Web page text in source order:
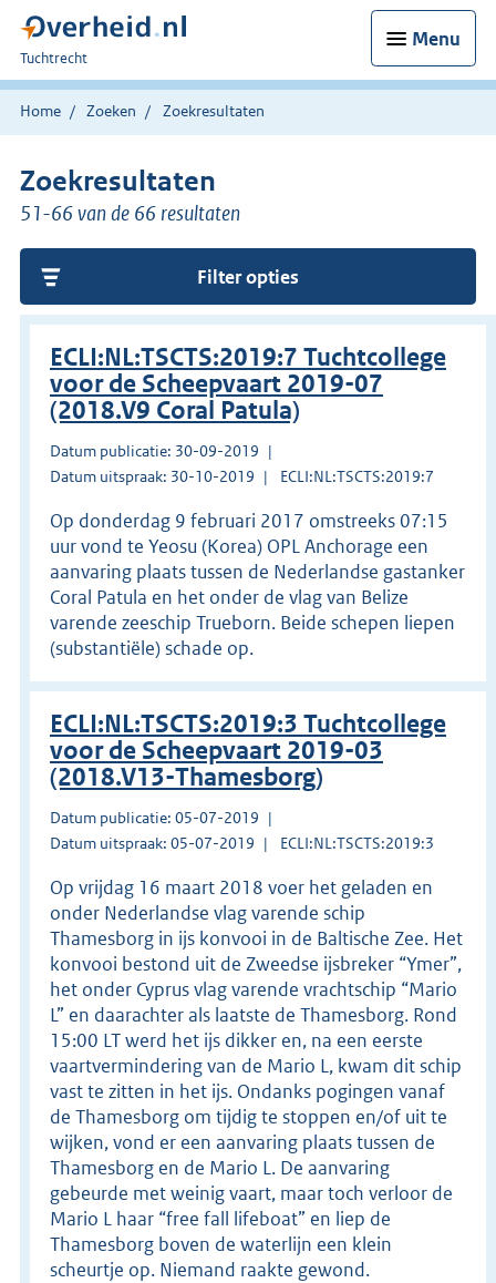
Menu
U
bent
hier:
Tuchtrecht
Home Zoeken Zoekresultaten
Zoekresultaten
51-66 van de 66 resultaten
Filter opties
ECLI:NL:TSCTS:2019:7 Tuchtcollege
voor de Scheepvaart 2019-07
(2018.V9 Coral Patula)
Datum publicatie: 30-09-2019
Datum uitspraak: 30-10-2019
ECLI:NL:TSCTS:2019:7
Op donderdag 9 februari 2017 omstreeks 07:15
uur vond te Yeosu (Korea) OPL Anchorage een
aanvaring plaats tussen de Nederlandse gastanker
Coral Patula en het onder de vlag van Belize
varende zeeschip Trueborn. Beide schepen liepen
(substantiële) schade op.
ECLI:NL:TSCTS:2019:3 Tuchtcollege
voor de Scheepvaart 2019-03
(2018.V13-Thamesborg)
Datum publicatie: 05-07-2019
Datum uitspraak: 05-07-2019
ECLI:NL:TSCTS:2019:3
Op vrijdag 16 maart 2018 voer het geladen en
onder Nederlandse vlag varende schip
Thamesborg in ijs konvooi in de Baltische Zee. Het
konvooi bestond uit de Zweedse ijsbreker “Ymer”,
het onder Cyprus vlag varende vrachtschip “Mario
L” en daarachter als laatste de Thamesborg. Rond
15:00 LT werd het ijs dikker en, na een eerste
vaartvermindering van de Mario L, kwam dit schip
vast te zitten in het ijs. Ondanks pogingen vanaf
de Thamesborg om tijdig te stoppen en/of uit te
wijken, vond er een aanvaring plaats tussen de
Thamesborg en de Mario L. De aanvaring
gebeurde met weinig vaart, maar toch verloor de
Mario L haar “free fall lifeboat” en liep de
Thamesborg boven de waterlijn een klein
scheurtje op. Niemand raakte gewond.